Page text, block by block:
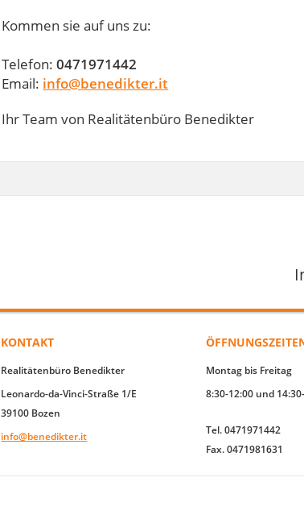
Kommen sie auf uns zu:
Telefon:0471971442
Email: info@benedikter.it
Ihr Team von Realitätenbüro Benedikter
KONTAKT
Realitätenbüro Benedikter
Leonardo-da-Vinci-Straße 1/E
39100 Bozen
info@benedikter.it
Montag bis Freitag
8:30-12:00 und
Tel. 0471971442
Fax. 0471981631